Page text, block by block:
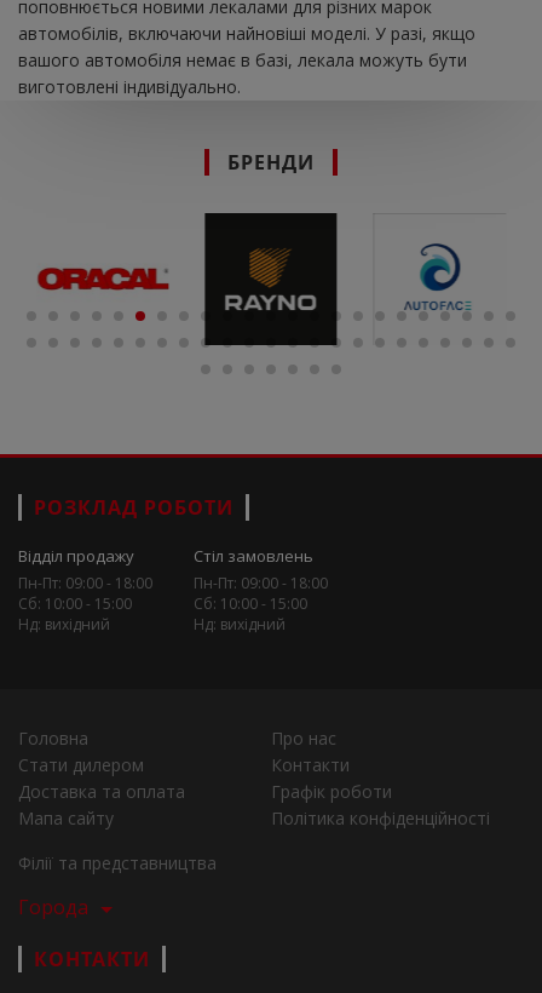
поповнюється новими лекалами для різних марок
автомобілів, включаючи найновіші моделі. У разі, якщо
вашого автомобіля немає в базі, лекала можуть бути
виготовлені індивідуально.
БРЕНДИ
РОЗКЛАД РОБОТИ
Відділ продажу
Пн-Пт: 09:00 - 18:00
Сб: 10:00 - 15:00
Нд: вихідний
Стіл замовлень
Пн-Пт: 09:00 - 18:00
Сб: 10:00 - 15:00
Нд: вихідний
Головна
Про нас
Стати дилером
Контакти
Доставка та оплата
Графік роботи
Мапа сайту
Політика конфіденційності
Філії та представництва
Города
КОНТАКТИ